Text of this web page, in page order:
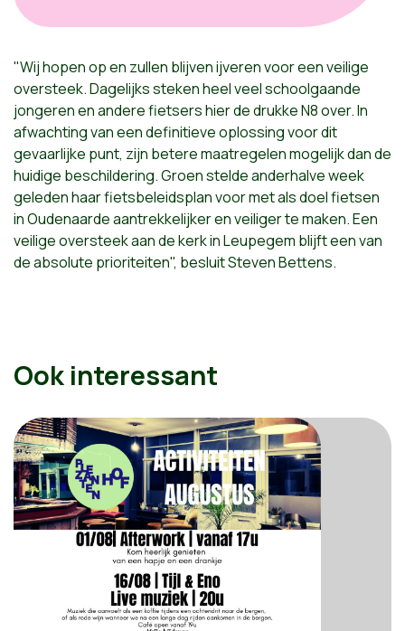
"Wij hopen op en zullen blijven ijveren voor een veilige
oversteek. Dagelijks steken heel veel schoolgaande
jongeren en andere fietsers hier de drukke N8 over. In
afwachting van een definitieve oplossing voor dit
gevaarlijke punt, zijn betere maatregelen mogelijk dan de
huidige beschildering. Groen stelde anderhalve week
geleden haar fietsbeleidsplan voor met als doel fietsen
in Oudenaarde aantrekkelijker en veiliger te maken. Een
veilige oversteek aan de kerk in Leupegem blijft een van
de absolute prioriteiten", besluit Steven Bettens.
Ook interessant